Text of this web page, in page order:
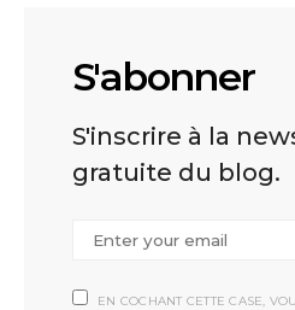
S'abonner
S'inscrire à la
gratuite du blog.
EN COCHANT CETTE CASE,